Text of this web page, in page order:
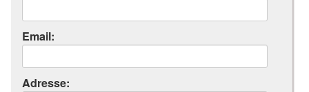
Email:
Adresse: